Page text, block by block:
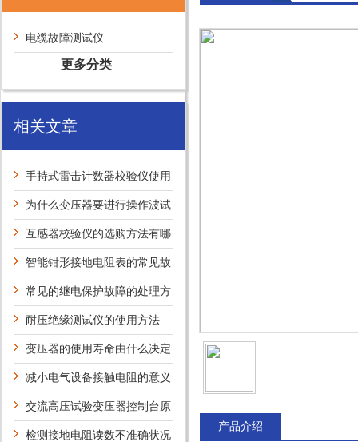
电缆故障测试仪
更多分类
相关文章
手持式雷击计数器校验仪使用
方法为什么变压器要进行操作波试
验?互感器校验仪的选购方法有哪
些？智能钳形接地电阻表的常见故
障相应解决方法分享
常见的继电保护故障的处理方
法和措施
耐压绝缘测试仪的使用方法
变压器的使用寿命由什么决定
减小电气设备接触电阻的意义
和方法
交流高压试验变压器控制台原
理你知道吗？
检测接地电阻读数不准确状况
产品介绍